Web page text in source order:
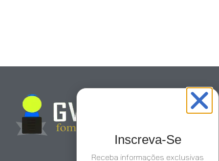
Inscreva-Se
Receba informações exclusivas